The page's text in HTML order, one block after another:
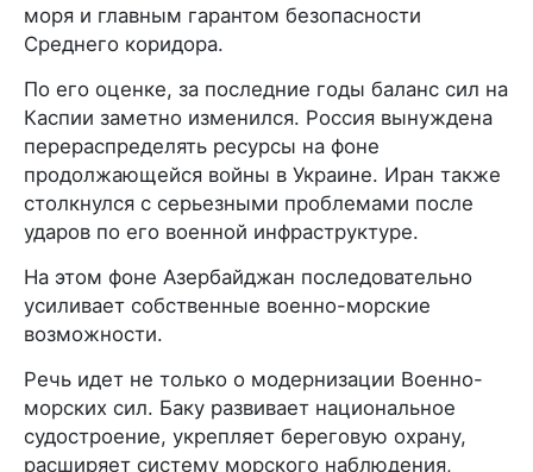
моря и главным гарантом безопасности
Среднего коридора.
По его оценке, за последние годы баланс сил на
Каспии заметно изменился. Россия вынуждена
перераспределять ресурсы на фоне
продолжающейся войны в Украине. Иран также
столкнулся с серьезными проблемами после
ударов по его военной инфраструктуре.
На этом фоне Азербайджан последовательно
усиливает собственные военно-морские
возможности.
Речь идет не только о модернизации Военно-
морских сил. Баку развивает национальное
судостроение, укрепляет береговую охрану,
расширяет систему морского наблюдения,